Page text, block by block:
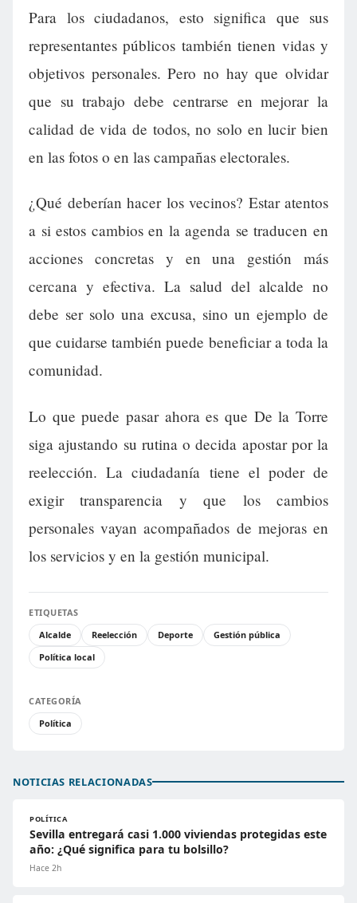
Para los ciudadanos, esto significa que sus
representantes públicos también tienen vidas y
objetivos personales. Pero no hay que olvidar
que su trabajo debe centrarse en mejorar la
calidad de vida de todos, no solo en lucir bien
en las fotos o en las campañas electorales.
¿Qué deberían hacer los vecinos? Estar atentos
a si estos cambios en la agenda se traducen en
acciones concretas y en una gestión más
cercana y efectiva. La salud del alcalde no
debe ser solo una excusa, sino un ejemplo de
que cuidarse también puede beneficiar a toda la
comunidad.
Lo que puede pasar ahora es que De la Torre
siga ajustando su rutina o decida apostar por la
reelección. La ciudadanía tiene el poder de
exigir transparencia y que los cambios
personales vayan acompañados de mejoras en
los servicios y en la gestión municipal.
ETIQUETAS
Alcalde
Reelección Deporte
Gestión pública
Política local
CATEGORÍA
Política
NOTICIAS RELACIONADAS
POLÍTICA
Sevilla entregará casi 1.000 viviendas protegidas este
año: ¿Qué significa para tu bolsillo?
Hace 2h